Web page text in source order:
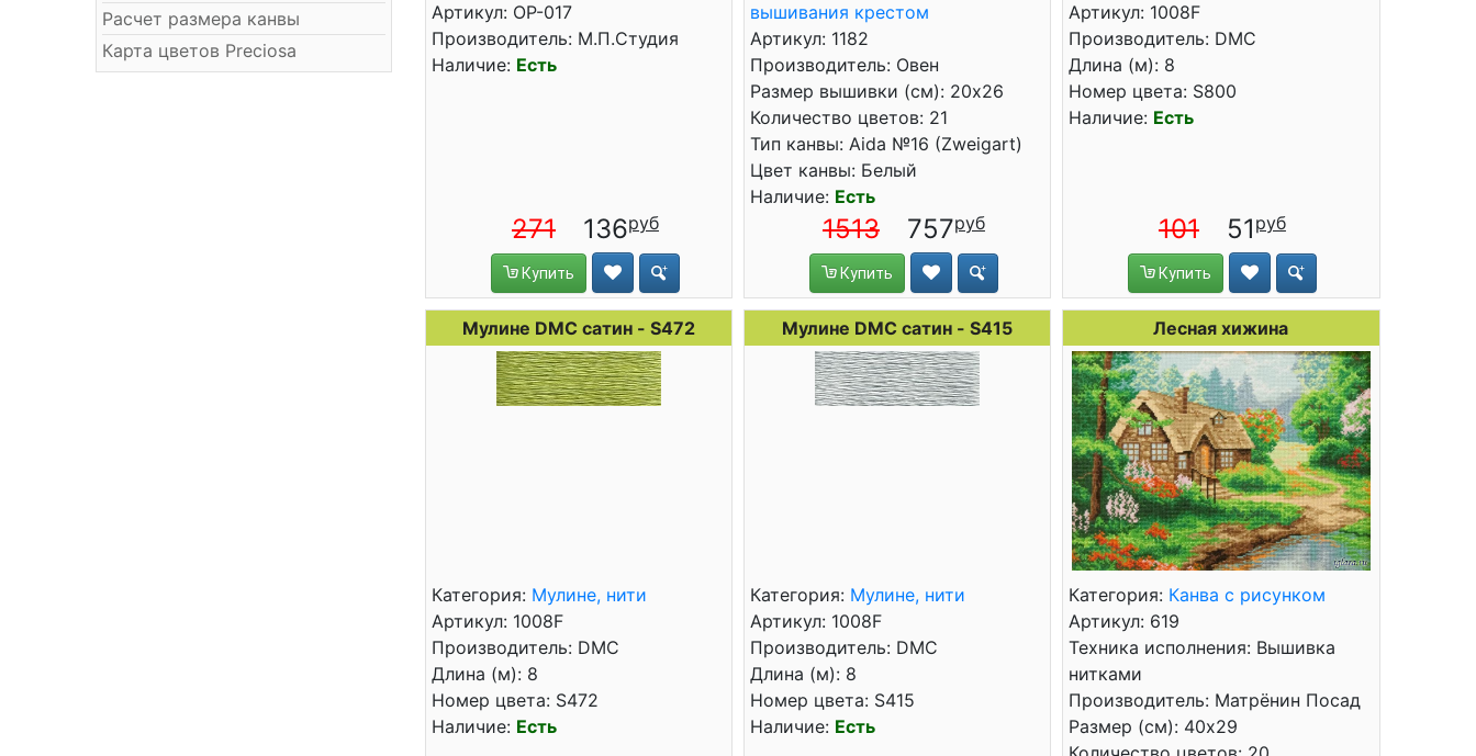
Расчет размера канвы
Карта цветов Preciosa
Артикул: ОР-017
Производитель: М.П.Студия
Наличие: Есть
271 136
Купить
вышивания крестом
Артикул: 1182
Производитель: Овен
Размер вышивки (см): 20x26
Количество цветов: 21
Тип канвы: Aida №16 (Zweigart)
Цвет канвы: Белый
Наличие: Есть
1513 757
Купить
Артикул: 1008F
Производитель: DMC
Длина (м): 8
Номер цвета: S800
Наличие: Есть
101 51
Купить
Мулине DMC сатин - S472
Категория: Мулине, нити
Артикул: 1008F
Производитель: DMC
Длина (м): 8
Номер цвета: S472
Наличие: Есть
Мулине DMC сатин - S415
Категория: Мулине, нити
Артикул: 1008F
Производитель: DMC
Длина (м): 8
Номер цвета: S415
Наличие: Есть
Лесная хижина
Категория: Канва с рисунком
Артикул: 619
Техника исполнения: Вышивка
нитками
Производитель: Матрёнин Посад
Размер (см): 40x29